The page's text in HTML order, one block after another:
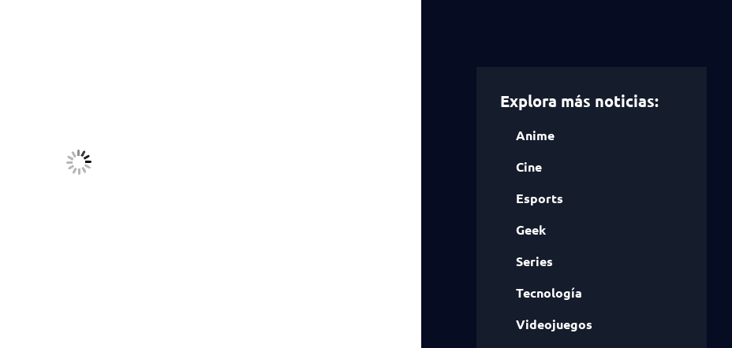
Explora más noticias:
Anime
Cine
Esports
Geek
Series
Tecnología
Videojuegos